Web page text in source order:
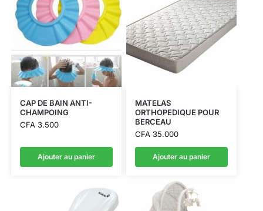
CAP DE BAIN ANTI-
CHAMPOING
CFA3.500
Ajouter au panier
MATELAS
ORTHOPEDIQUE POUR
BERCEAU
CFA35.000
Ajouter au panier